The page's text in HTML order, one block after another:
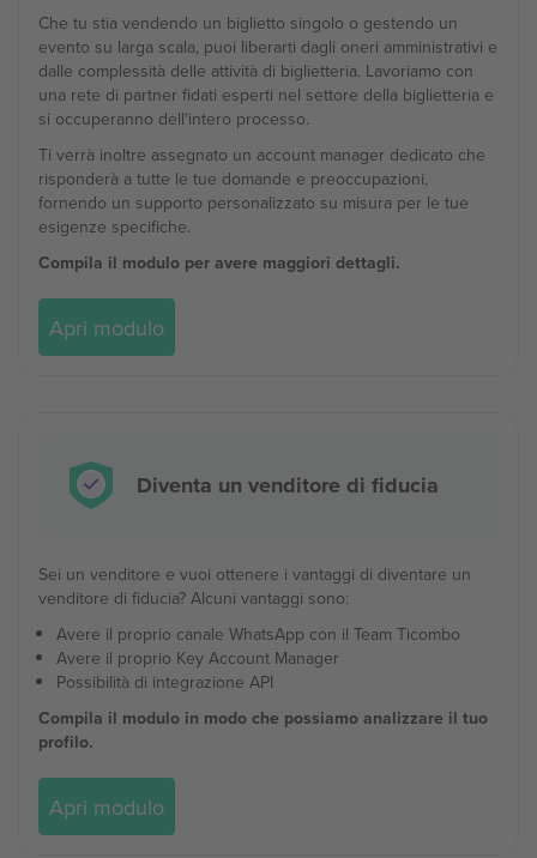
Che tu stia vendendo un biglietto singolo o gestendo un
evento su larga scala, puoi liberarti dagli oneri amministrativi e
dalle complessità delle attività di biglietteria. Lavoriamo con
una rete di partner fidati esperti nel settore della biglietteria e
si occuperanno dell'intero processo.
Ti verrà inoltre assegnato un account manager dedicato che
risponderà a tutte le tue domande e preoccupazioni,
fornendo un supporto personalizzato su misura per le tue
esigenze specifiche.
Compila il modulo per avere maggiori dettagli.
Apri modulo
Diventa un venditore di fiducia
Sei un venditore e vuoi ottenere i vantaggi di diventare un
venditore di fiducia? Alcuni vantaggi sono:
Avere il proprio canale WhatsApp con il Team Ticombo
Avere il proprio Key Account Manager
Possibilità di integrazione API
Compila il modulo in modo che possiamo analizzare il tuo
profilo.
Apri modulo